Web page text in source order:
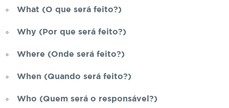
What (O que será feito?)
Why (Por que será feito?)
Where (Onde será feito?)
When (Quando será feito?)
Who (Quem será o responsável?)